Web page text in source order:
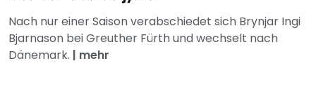
Nach nur einer Saison verabschiedet sich Brynjar Ingi
Bjarnason bei Greuther Fürth und wechselt nach
Dänemark. | mehr